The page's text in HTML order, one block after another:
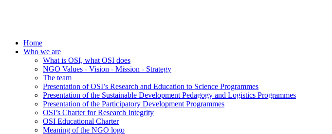
Home
Who we are
What is OSI, what OSI does
NGO Values - Vision - Mission - Strategy
The team
Presentation of OSI’s Research and Education to Science Programmes
Presentation of the Sustainable Development Pedagogy and Logistics Programmes
Presentation of the Participatory Development Programmes
OSI’s Charter for Research Integrity
OSI Educational Charter
Meaning of the NGO logo